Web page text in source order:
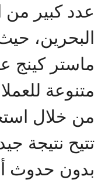
عدد كبير
البحرين،
ماستر كينج
متنوعة
من خلال
تتيح نتيجة
بدون حدوث